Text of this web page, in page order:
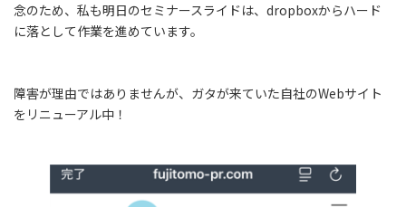
念のため、私も明日のセミナースライドは、dropboxからハード
に落として作業を進めています。
障害が理由ではありませんが、ガタが来ていた自社のWebサイト
をリニューアル中！